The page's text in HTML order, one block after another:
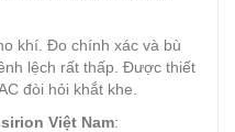
khí. Đo chính xác và bù
lệch rất thấp. Được thiết
đòi hỏi khắt khe.
Việt Nam: